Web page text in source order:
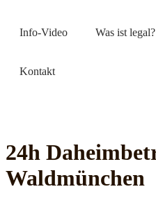
Info-Video Was ist legal?
Kontakt
24h
Waldmünchen